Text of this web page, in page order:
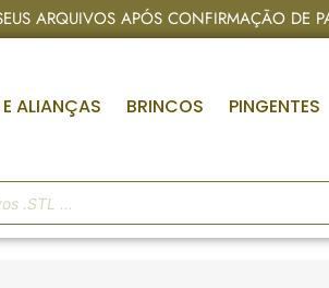
ARQUIVOS APÓS CONFIRMAÇÃO DE
ALIANÇAS BRINCOS PINGENTES